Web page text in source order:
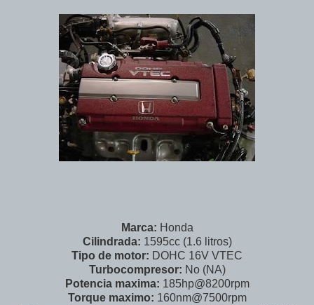
Marca: Honda
Cilindrada: 1595cc (1.6 litros)
Tipo de motor: DOHC 16V VTEC
Turbocompresor: No (NA)
Potencia maxima: 185hp@8200rpm
Torque maximo: 160nm@7500rpm